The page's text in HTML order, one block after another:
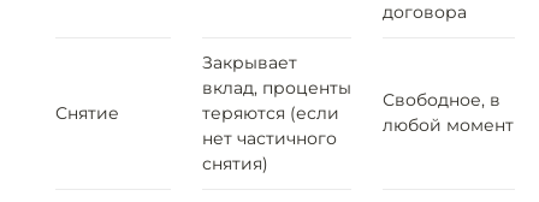
договора
Снятие
Закрывает
вклад, проценты
теряются (если
нет частичного
снятия)
Свободное, в
любой момент